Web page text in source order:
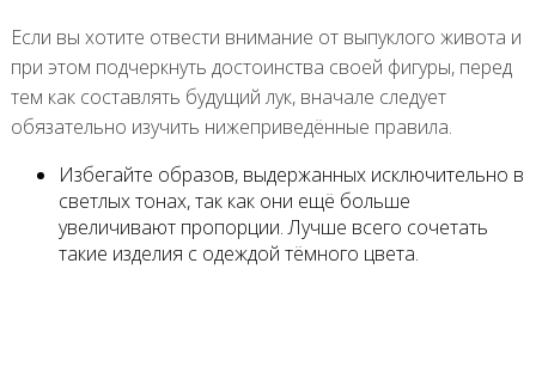
Если вы хотите отвести внимание от выпуклого живота и
при этом подчеркнуть достоинства своей фигуры, перед
тем как составлять будущий лук, вначале следует
обязательно изучить нижеприведённые правила.
Избегайте образов, выдержанных исключительно в
светлых тонах, так как они ещё больше
увеличивают пропорции. Лучше всего сочетать
такие изделия с одеждой тёмного цвета.